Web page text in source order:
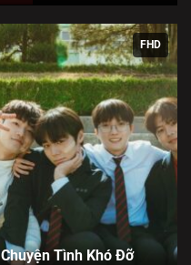
FHD
Chuyện Tình Khó Đỡ